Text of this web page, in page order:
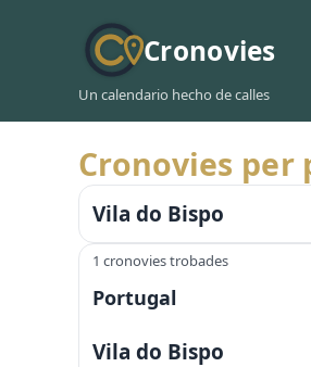
Cronovies
Un calendario hecho de calles
Cronovies per
Vila do Bispo
1 cronovies trobades
Portugal
Vila do Bispo